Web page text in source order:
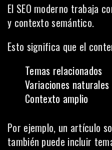
El SEO moderno trabaja
y contexto semántico.
Esto significa que el
Temas relacionados
Variaciones naturales
Contexto amplio
Por ejemplo, un artículo
también puede incluir